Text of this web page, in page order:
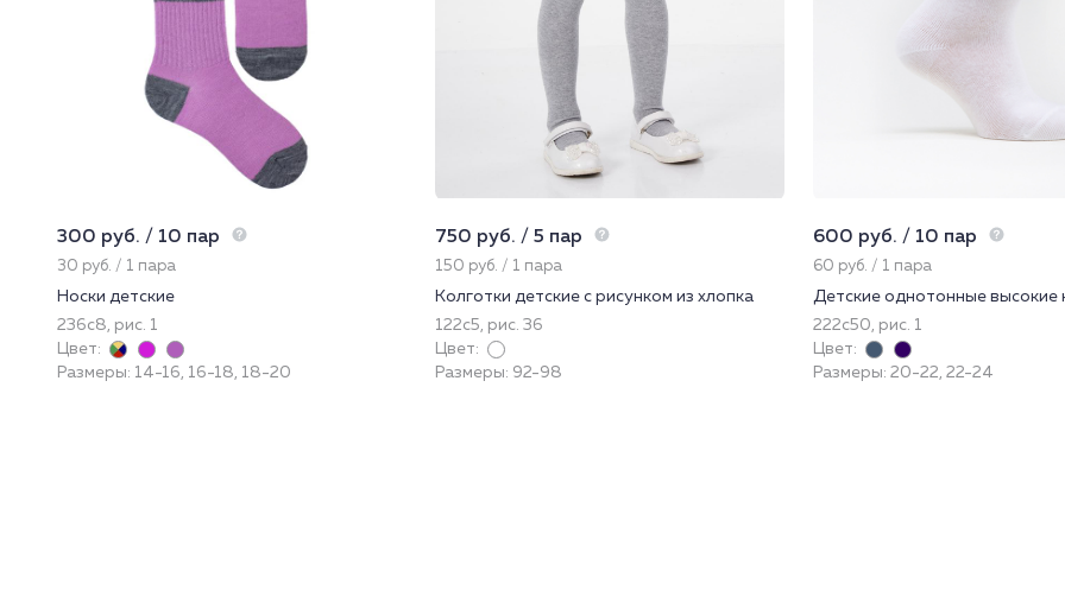
300 руб. / 10 пар
30 руб. / 1 пара
Носки детские
236с8, рис. 1
Цвет:
Размеры: 14-16, 16-18, 18-20
750 руб. / 5 пар
150 руб. / 1 пара
Колготки детские с рисунком из хлопка
122с5, рис. 36
Цвет:
Размеры: 92-98
600 руб. / 10 пар
60 руб. / 1 пара
Детские однотонные высокие
222с50, рис. 1
Цвет:
Размеры: 20-22, 22-24